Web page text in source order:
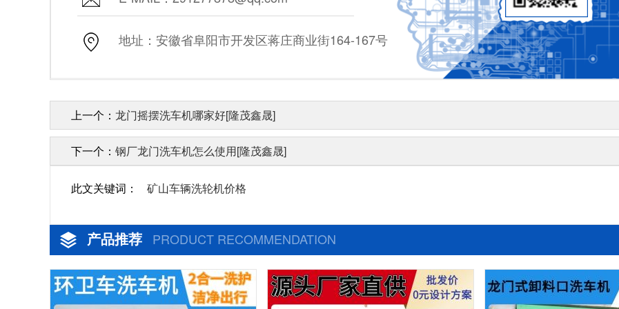
地址：安徽省阜阳市开发区蒋庄商业街164-167号
上一个： 龙门摇摆洗车机哪家好[隆茂鑫晟]
下一个： 钢厂龙门洗车机怎么使用[隆茂鑫晟]
此文关键词： 矿山车辆洗轮机价格
产品推荐 PRODUCT RECOMMENDATION